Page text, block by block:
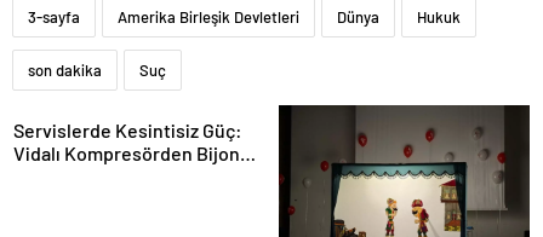
3-sayfa Amerika Birleşik Devletleri Dünya Hukuk
son dakika Suç
Servislerde Kesintisiz Güç:
Vidalı Kompresörden Bijon